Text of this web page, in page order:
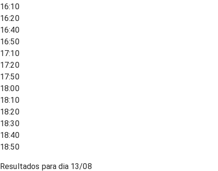
16:10
16:20
16:40
16:50
17:10
17:20
17:50
18:00
18:10
18:20
18:30
18:40
18:50
Resultados para dia 13/08